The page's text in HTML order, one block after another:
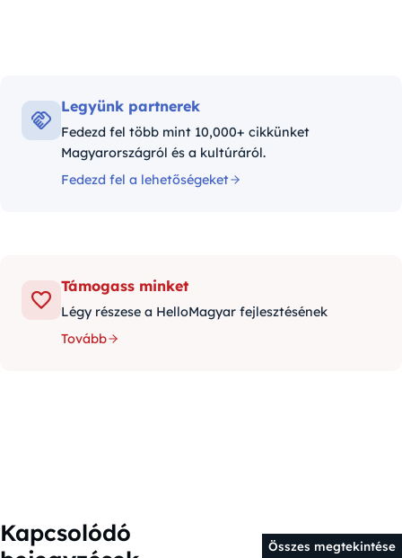
Legyünk partnerek
Fedezd fel több mint 10,000+ cikkünket
Magyarországról és a kultúráról.
Fedezd fel a lehetőségeket
Támogass minket
Légy részese a HelloMagyar fejlesztésének
Tovább
Kapcsolódó
Összes megtekintése